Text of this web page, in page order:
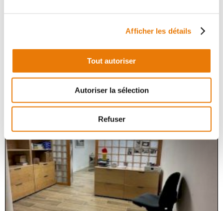
Afficher les détails
Tout autoriser
Autoriser la sélection
Refuser
Consultimo vous propose 3 chambres meublées
d'environ 30 m² chacune, dans le cadre d'un projet de
individuelle, pour un confort...
Achat - 55 m²